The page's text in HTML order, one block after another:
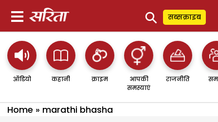
⚲ सब्सक्राइब
ऑडियो कहानी क्राइम
आपकी
समस्याएं
राजनीति
Home » marathi bhasha